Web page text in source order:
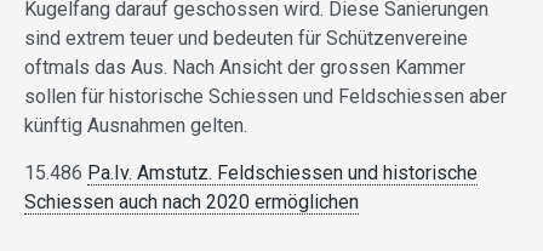
Kugelfang darauf geschossen wird. Diese Sanierungen
sind extrem teuer und bedeuten für Schützenvereine
oftmals das Aus. Nach Ansicht der grossen Kammer
sollen für historische Schiessen und Feldschiessen aber
künftig Ausnahmen gelten.
15.486 Pa.Iv. Amstutz. Feldschiessen und historische
Schiessen auch nach 2020 ermöglichen